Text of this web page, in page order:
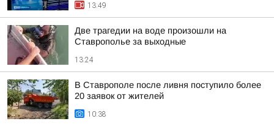
13:49
Две трагедии на воде произошли на
Ставрополье за выходные
13:24
В Ставрополе после ливня поступило более
20 заявок от жителей
10:38